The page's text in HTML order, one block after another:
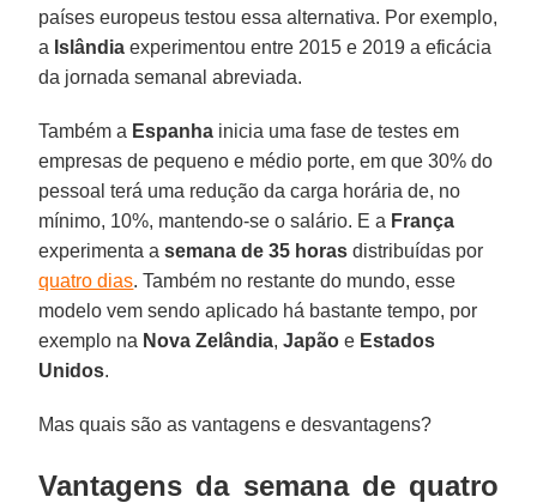
países europeus testou essa alternativa. Por exemplo,
a Islândiaexperimentou entre 2015 e 2019 a eficácia
da jornada semanal abreviada.
Também a Espanha inicia uma fase de testes em
empresas de pequeno e médio porte, em que 30% do
pessoal terá uma redução da carga horária de, no
mínimo, 10%, mantendo-se o salário. E a França
experimenta asemana de 35 horas distribuídas por
quatro dias. Também no restante do mundo, esse
modelo vem sendo aplicado há bastante tempo, por
exemplo na Nova Zelândia,Japão e Estados
Unidos.
Mas quais são as vantagens e desvantagens?
Vantagens da semana de quatro